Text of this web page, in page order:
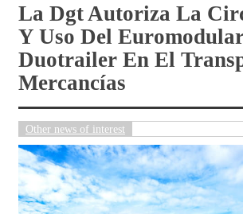
La Dgt Autoriza La
Y Uso Del
Duotrailer En El
Mercancías
Other news of interest